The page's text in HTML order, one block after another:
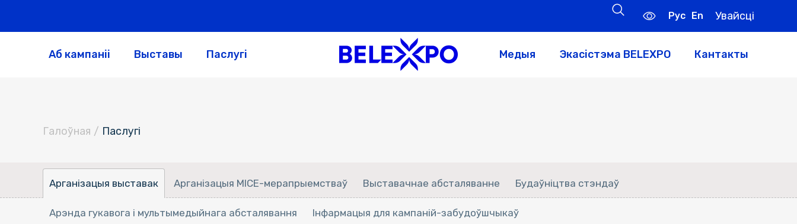
Рус En Увайсці
Аб кампаніі Выставы Паслугі Медыя Экасістэма BELEXPO Кантакты
Галоўная / Паслугi
Арганізацыя выставак Арганізацыя MICE-мерапрыемстваў Выставачнае абсталяванне Будаўніцтва стэндаў
Арэнда гукавога і мультымедыйнага абсталявання Інфармацыя для кампаній-забудоўшчыкаў